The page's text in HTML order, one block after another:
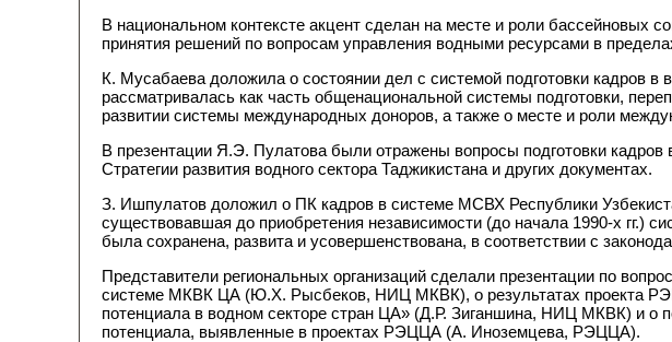
В национальном контексте акцент сделан на месте и роли бассейновых
принятия решений по вопросам управления водными ресурсами в
К. Мусабаева доложила о состоянии дел с системой подготовки кадров в
рассматривалась как часть общенациональной системы подготовки,
развитии системы международных доноров, а также о месте и роли
В презентации Я.Э. Пулатова были отражены вопросы подготовки кадров
Стратегии развития водного сектора Таджикистана и других документах.
З. Ишпулатов доложил о ПК кадров в системе МСВХ Республики
существовавшая до приобретения независимости (до начала 1990-х гг.)
была сохранена, развита и усовершенствована, в соответствии с
Представители региональных организаций сделали презентации по
системе МКВК ЦА (Ю.Х. Рысбеков, НИЦ МКВК), о результатах проекта
потенциала в водном секторе стран ЦА» (Д.Р. Зиганшина, НИЦ МКВК) и о
потенциала, выявленные в проектах РЭЦЦА (А. Иноземцева, РЭЦЦА).